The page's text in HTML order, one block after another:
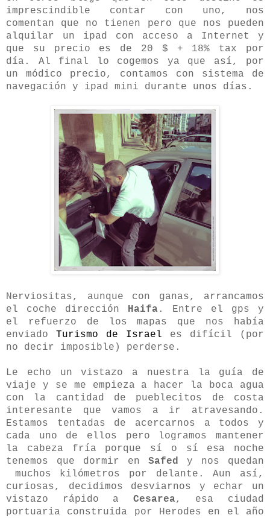
imprescindible contar con uno, nos
comentan que no tienen pero que nos pueden
alquilar un ipad con acceso a Internet y
que su precio es de 20 $ + 18% tax por
día. Al final lo cogemos ya que así, por
un módico precio, contamos con sistema de
navegación y ipad mini durante unos días.
Nerviositas, aunque con ganas, arrancamos
el coche dirección Haifa . Entre el gps y
el refuerzo de los mapas que nos había
enviado Turismo de Israel es difícil (por
no decir imposible) perderse.
Le echo un vistazo a nuestra la guía de
viaje y se me empieza a hacer la boca agua
con la cantidad de pueblecitos de costa
interesante que vamos a ir atravesando.
Estamos tentadas de acercarnos a todos y
cada uno de ellos pero logramos mantener
la cabeza fría porque sí o sí esa noche
tenemos que dormir en Safed y nos quedan
muchos kilómetros por delante. Aun así,
curiosas, decidimos desviarnos y echar un
vistazo rápido a Cesarea, esa ciudad
portuaria construida por Herodes en el año